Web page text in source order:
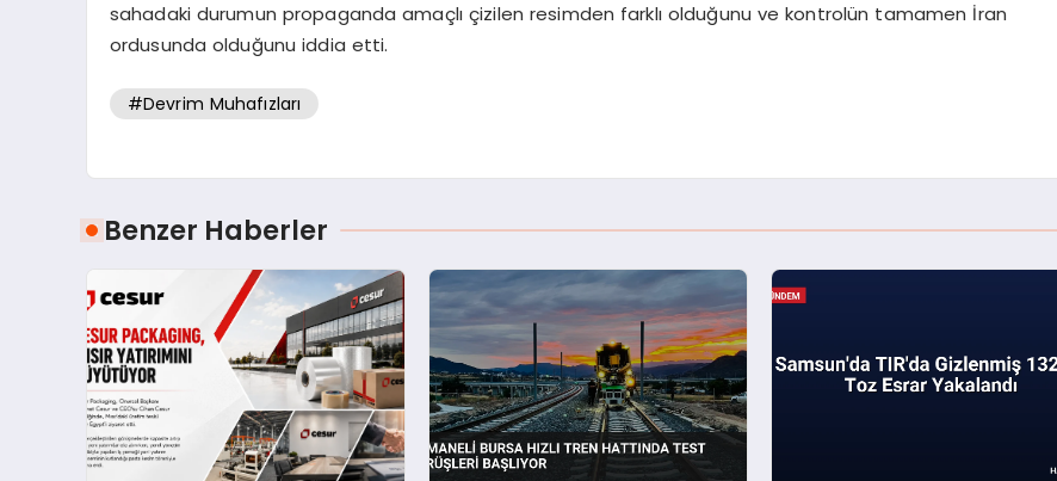
sahadaki durumun propaganda amaçlı çizilen resimden farklı olduğunu ve kontrolün tamamen İran
ordusunda olduğunu iddia etti.
#Devrim Muhafızları
Benzer Haberler